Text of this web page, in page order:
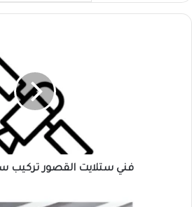
فني ستلايت القصور تركيب